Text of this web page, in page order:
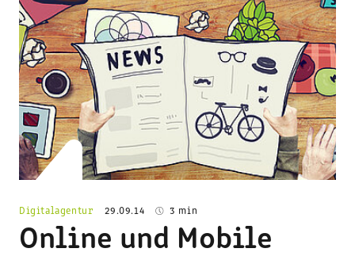
Digitalagentur 29.09.14 3 min
Online und Mobile